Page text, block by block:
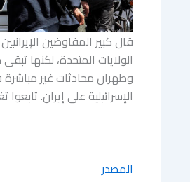
قال كبير المفاوضين
الولايات المتحدة، لكنها
وطهران محادثات غير مباشرة
الإسرائيلية على إيران.
المصدر